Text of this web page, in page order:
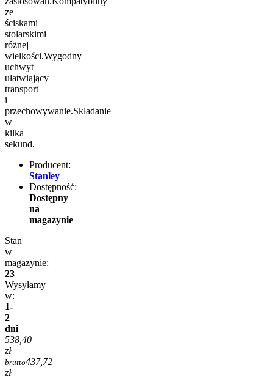
ze
ściskami
stolarskimi
różnej
wielkości.Wygodny
uchwyt
ułatwiający
transport
i
przechowywanie.Składanie
w
kilka
sekund.
Producent:
Stanley
Dostępność:
Dostępny
na
magazynie
Stan
w
magazynie:
23
Wysyłamy
w:
1-
2
dni
538,40
zł
brutto437,72
zł